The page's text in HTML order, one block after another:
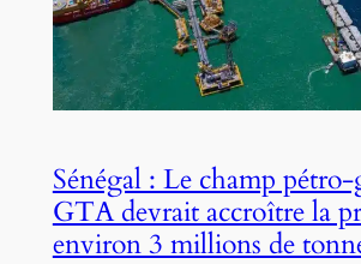
Sénégal : Le champ pétro-
GTA devrait accroître la
environ 3 millions de